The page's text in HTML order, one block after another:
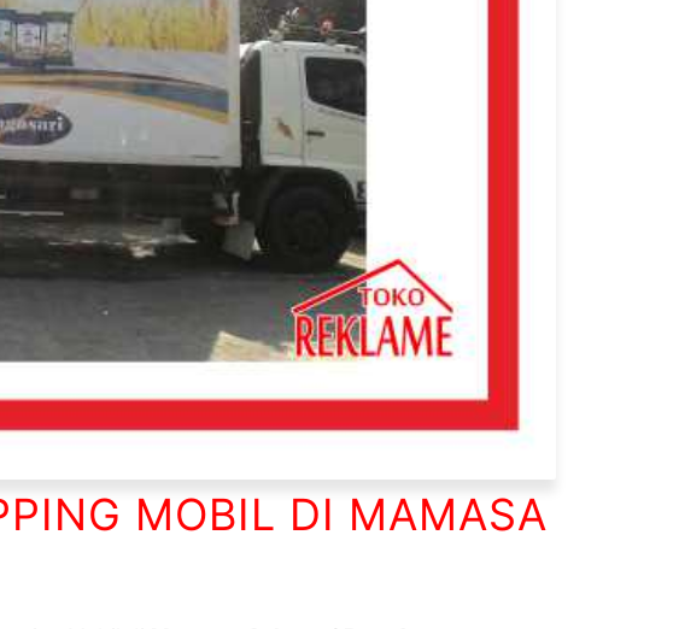
MOBIL DI MAMASA